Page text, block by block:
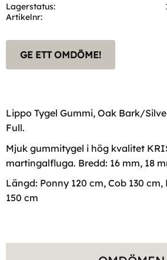
Lagerstatus
Artikelnr
GE ETT OMDÖME!
Lippo Tygel Gummi, Oak Bark/
Full.
Mjuk gummitygel i hög kvalitet
martingalfluga. Bredd: 16 mm, 18
Längd: Ponny 120 cm, Cob 130 cm,
150 cm